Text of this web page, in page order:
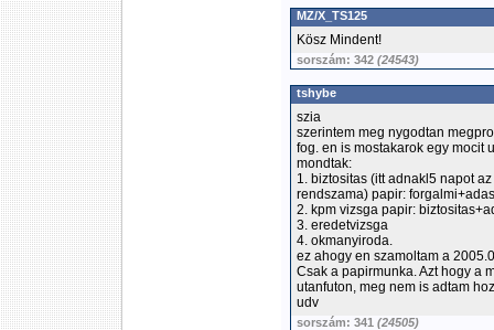
MZ/X_TS125
Kösz Mindent!
sorszám: 342 (24543)
tshybe
szia
szerintem meg nygodtan
fog. en is mostakarok egy mocit
mondtak:
1. biztositas (itt adnakl5 napot
rendszama) papir:
2. kpm vizsga papir:
3. eredetvizsga
4. okmanyiroda.
ez ahogy en szamoltam a
Csak a papirmunka. Azt hogy a
utanfuton, meg nem is adtam
udv
sorszám: 341 (24505)